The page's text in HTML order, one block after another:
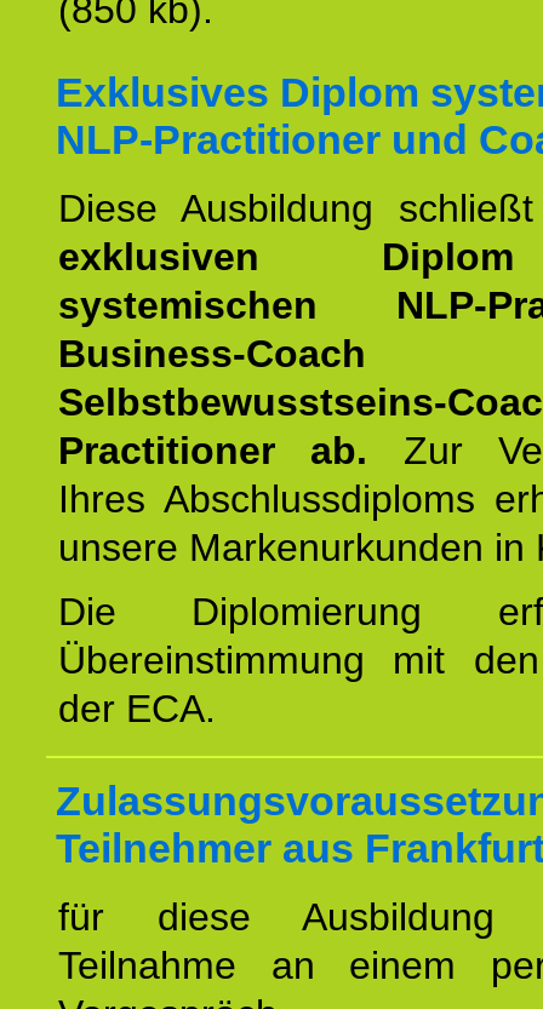
(850 kb).
Exklusives Diplom
NLP-Practitioner und
Diese Ausbildung
exklusiven
systemischen NLP-
Business-Coach
Selbstbewusstseins-
Practitioner ab. Zur
Ihres Abschlussdiploms
unsere Markenurkunden in
Die Diplomierung
Übereinstimmung mit
der ECA.
Teilnehmer aus
für diese
Teilnahme an einem